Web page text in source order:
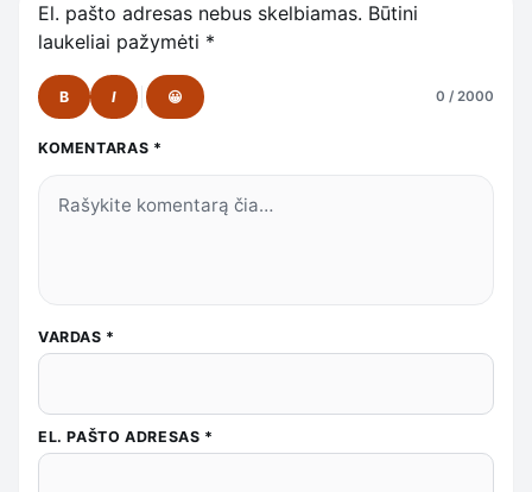
El. pašto adresas nebus skelbiamas. Būtini
laukeliai pažymėti *
B I 😀 0 / 2000
KOMENTARAS *
VARDAS *
EL. PAŠTO ADRESAS *